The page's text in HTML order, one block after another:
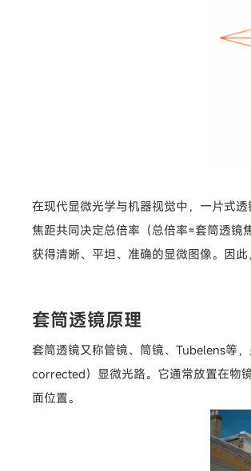
在现代显微光学与机器视觉中，一片式
焦距共同决定总倍率（总倍率≈套筒透镜
获得清晰、平坦、准确的显微图像。因
套筒透镜原理
套筒透镜又称管镜、筒镜、Tubelens等
corrected）显微光路。它通常放置在物
面位置。